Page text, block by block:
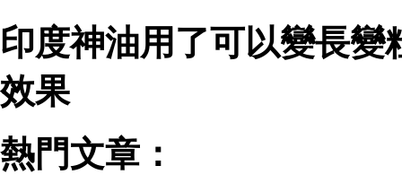
印度神油用了可以變長變
效果
熱門文章：